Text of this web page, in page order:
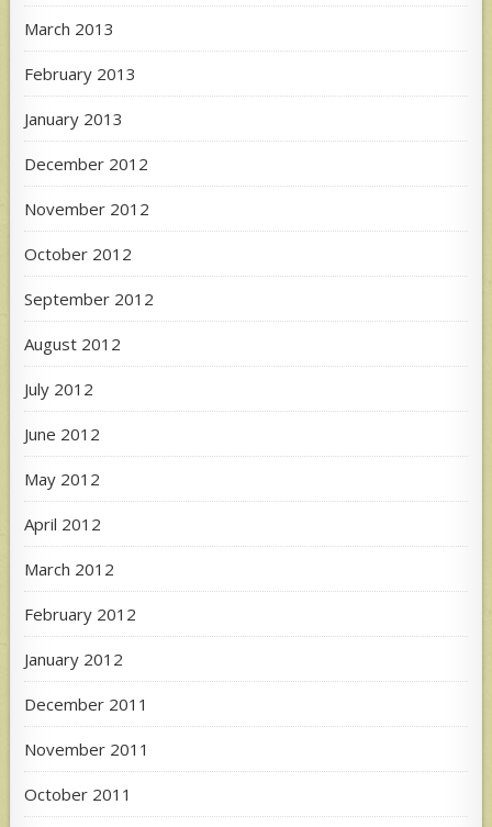
March 2013
February 2013
January 2013
December 2012
November 2012
October 2012
September 2012
August 2012
July 2012
June 2012
May 2012
April 2012
March 2012
February 2012
January 2012
December 2011
November 2011
October 2011